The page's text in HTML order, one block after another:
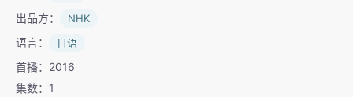
出品方： NHK
语言： 日语
首播：2016
集数：1